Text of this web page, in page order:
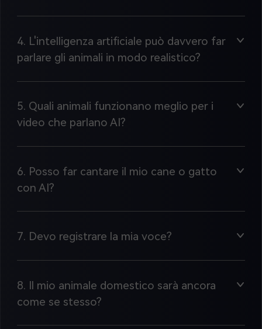
4. L'intelligenza artificiale può davvero far
parlare gli animali in modo realistico?
5. Quali animali funzionano meglio per i
video che parlano AI?
6. Posso far cantare il mio cane o gatto
con AI?
7. Devo registrare la mia voce?
8. Il mio animale domestico sarà ancora
come se stesso?